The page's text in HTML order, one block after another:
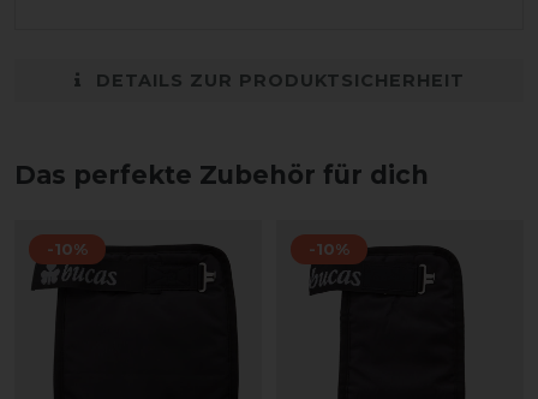
DETAILS ZUR PRODUKTSICHERHEIT
Das perfekte Zubehör für dich
-10% -10%